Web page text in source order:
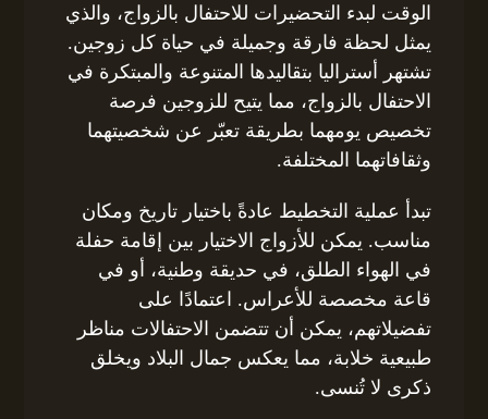
الوقت لبدء التحضيرات للاحتفال بالزواج، والذي
يمثل لحظة فارقة وجميلة في حياة كل زوجين.
تشتهر أستراليا بتقاليدها المتنوعة والمبتكرة في
الاحتفال بالزواج، مما يتيح للزوجين فرصة
تخصيص يومهما بطريقة تعبّر عن شخصيتهما
وثقافاتهما المختلفة.
تبدأ عملية التخطيط عادةً باختيار تاريخ ومكان
مناسب. يمكن للأزواج الاختيار بين إقامة حفلة
في الهواء الطلق، في حديقة وطنية، أو في
قاعة مخصصة للأعراس. اعتمادًا على
تفضيلاتهم، يمكن أن تتضمن الاحتفالات مناظر
طبيعية خلابة، مما يعكس جمال البلاد ويخلق
ذكرى لا تُنسى.